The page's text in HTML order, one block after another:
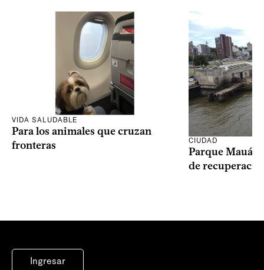
VIDA SALUDABLE
Para los animales que cruzan
fronteras
CIUDAD
Parque Mauá
de
Ingresar